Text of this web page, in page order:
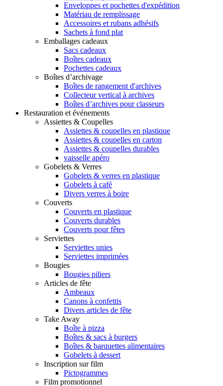
Enveloppes et pochettes d'expédition
Matériau de remplissage
Accessoires et rubans adhésifs
Sachets à fond plat
Emballages cadeaux
Sacs cadeaux
Boîtes cadeaux
Pochettes cadeaux
Boîtes d’archivage
Boîtes de rangement d'archives
Collecteur vertical à archives
Boîtes d’archives pour classeurs
Restauration et événements
Assiettes & Coupelles
Assiettes & coupelles en plastique
Assiettes & coupelles en carton
Assiettes & coupelles durables
vaisselle apéro
Gobelets & Verres
Gobelets & verres en plastique
Gobelets à café
Divers verres à boire
Couverts
Couverts en plastique
Couverts durables
Couverts pour fêtes
Serviettes
Serviettes unies
Serviettes imprimées
Bougies
Bougies piliers
Articles de fête
Ambeaux
Canons à confettis
Divers articles de fête
Take Away
Boîte à pizza
Boîtes & sacs à burgers
Boîtes & barquettes alimentaires
Gobelets à dessert
Inscription sur film
Pictogrammes
Film promotionnel